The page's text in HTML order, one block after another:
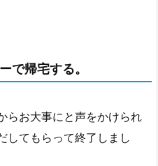
で帰宅する。
らお大事にと声をかけられ
してもらって終了しまし